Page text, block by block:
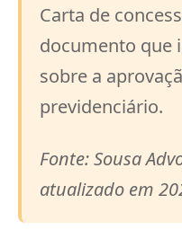
Carta de
documento que
sobre a
previdenciário.
Fonte: Sousa
atualizado em